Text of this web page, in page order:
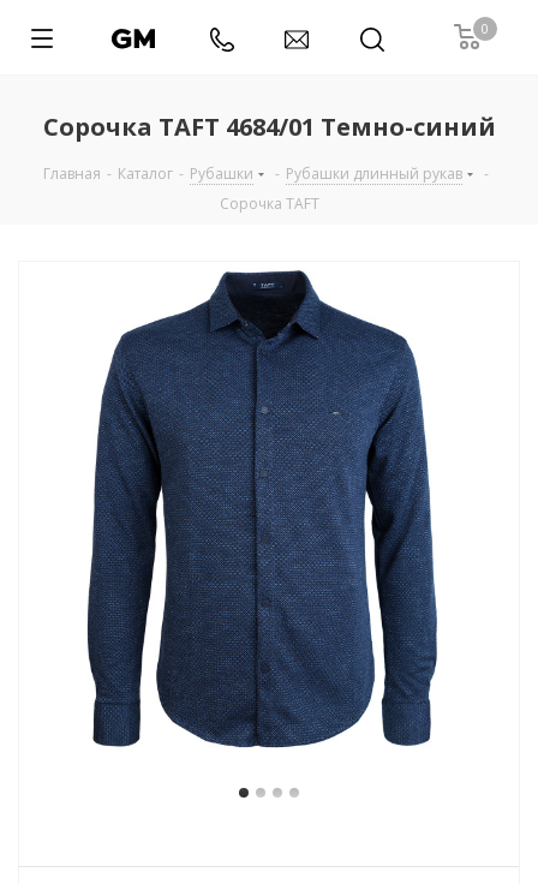
0
Сорочка TAFT 4684/01 Темно-синий
Главная - Каталог - Рубашки - Рубашки длинный рукав
-
Сорочка TAFT